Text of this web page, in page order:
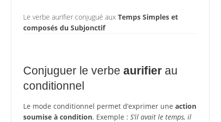
Le verbe aurifier conjugué aux Temps Simples et
composés du Subjonctif
Conjuguer le verbe aurifierau
conditionnel
Le mode conditionnel permet d’exprimer une action
soumise à condition. Exemple : S’il avait le temps, il